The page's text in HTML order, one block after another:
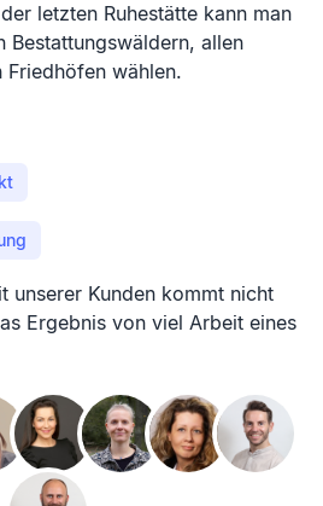
letzten Ruhestätte kann man
Bestattungswäldern, allen
Friedhöfen wählen.
unserer Kunden kommt nicht
Ergebnis von viel Arbeit eines